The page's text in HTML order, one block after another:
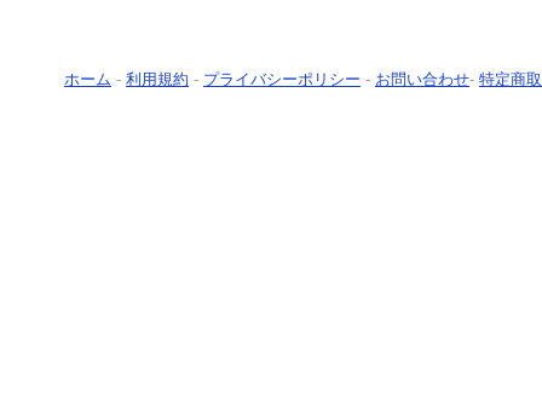
ホーム - 利用規約 - プライバシーポリシー - お問い合わせ- 特定商